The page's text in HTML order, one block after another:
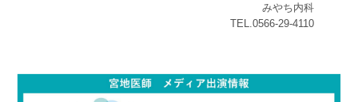
みやち内科
TEL.0566-29-4110